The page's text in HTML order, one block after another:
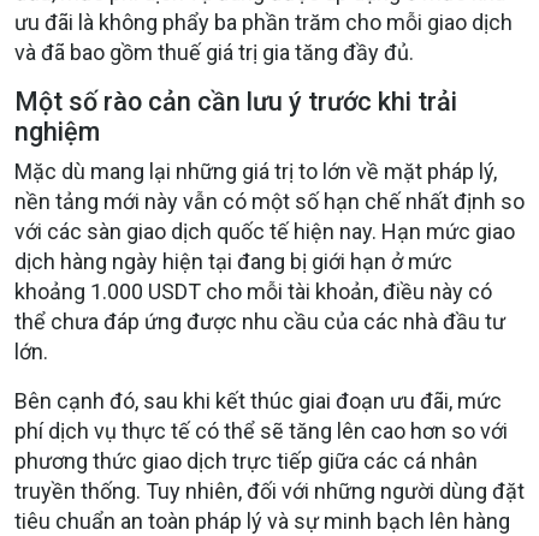
ưu đãi là không phẩy ba phần trăm cho mỗi giao dịch
và đã bao gồm thuế giá trị gia tăng đầy đủ.
Một số rào cản cần lưu ý trước khi trải
nghiệm
Mặc dù mang lại những giá trị to lớn về mặt pháp lý,
nền tảng mới này vẫn có một số hạn chế nhất định so
với các sàn giao dịch quốc tế hiện nay. Hạn mức giao
dịch hàng ngày hiện tại đang bị giới hạn ở mức
khoảng 1.000 USDT cho mỗi tài khoản, điều này có
thể chưa đáp ứng được nhu cầu của các nhà đầu tư
lớn.
Bên cạnh đó, sau khi kết thúc giai đoạn ưu đãi, mức
phí dịch vụ thực tế có thể sẽ tăng lên cao hơn so với
phương thức giao dịch trực tiếp giữa các cá nhân
truyền thống. Tuy nhiên, đối với những người dùng đặt
tiêu chuẩn an toàn pháp lý và sự minh bạch lên hàng